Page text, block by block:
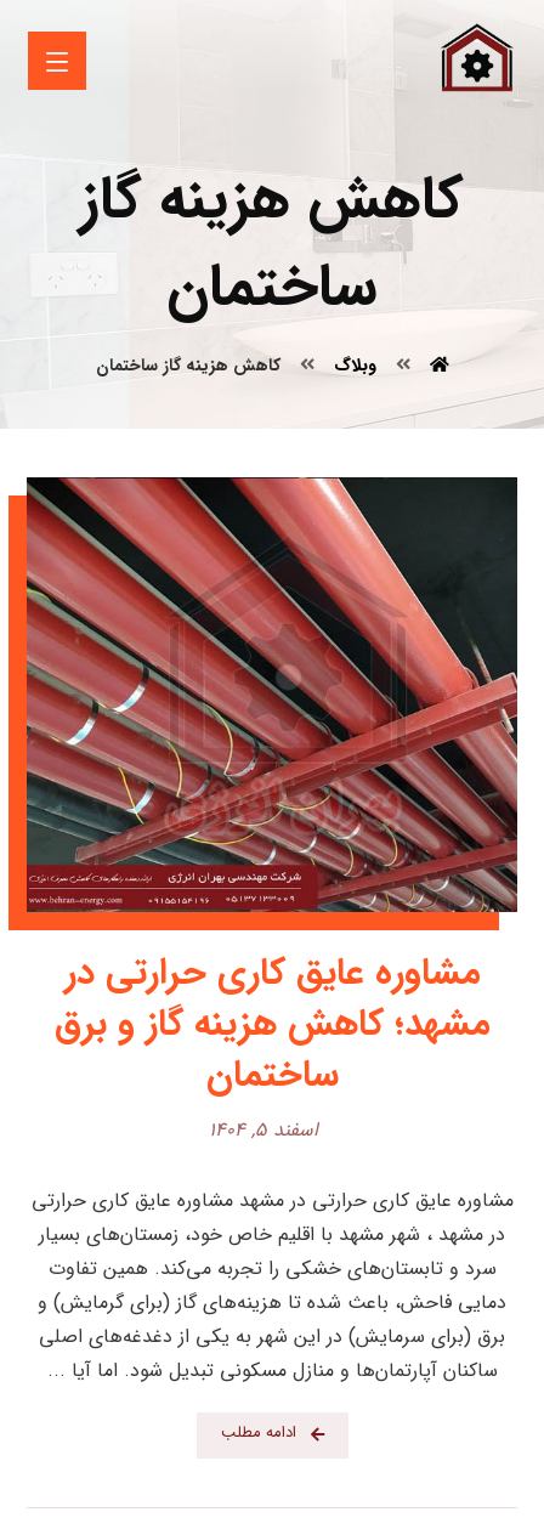
کاهش هزینه گاز
ساختمان
وبلاگ کاهش هزینه گاز ساختمان
مشاوره عایق کاری حرارتی در
مشهد؛ کاهش هزینه گاز و برق
ساختمان
اسفند ۵, ۱۴۰۴
مشاوره عایق کاری حرارتی در مشهد مشاوره عایق کاری حرارتی
در مشهد ، شهر مشهد با اقلیم خاص خود، زمستان‌های بسیار
سرد و تابستان‌های خشکی را تجربه می‌کند. همین تفاوت
دمایی فاحش، باعث شده تا هزینه‌های گاز (برای گرمایش) و
برق (برای سرمایش) در این شهر به یکی از دغدغه‌های اصلی
ساکنان آپارتمان‌ها و منازل مسکونی تبدیل شود. اما آیا ...
ادامه مطلب